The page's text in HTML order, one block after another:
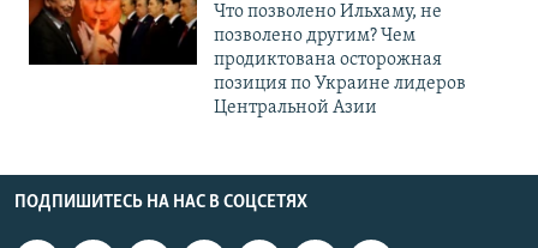
Что позволено Ильхаму, не
позволено другим? Чем
продиктована осторожная
позиция по Украине лидеров
Центральной Азии
ПОДПИШИТЕСЬ НА НАС В СОЦСЕТЯХ